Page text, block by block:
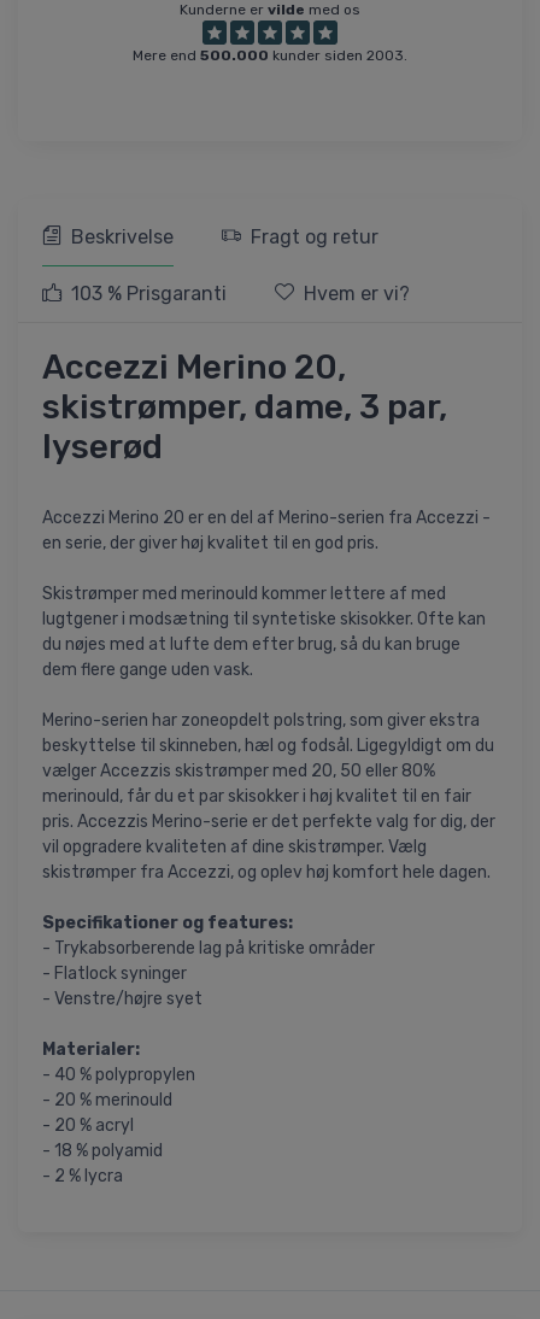
Kunderne er vilde med os
Mere end 500.000 kunder siden 2003.
Beskrivelse Fragt og retur
103 % Prisgaranti Hvem er vi?
Accezzi Merino 20,
skistrømper, dame, 3 par,
lyserød
Accezzi Merino 20 er en del af Merino-serien fra Accezzi -
en serie, der giver høj kvalitet til en god pris.
Skistrømper med merinould kommer lettere af med
lugtgener i modsætning til syntetiske skisokker. Ofte kan
du nøjes med at lufte dem efter brug, så du kan bruge
dem flere gange uden vask.
Merino-serien har zoneopdelt polstring, som giver ekstra
beskyttelse til skinneben, hæl og fodsål. Ligegyldigt om du
vælger Accezzis skistrømper med 20, 50 eller 80%
merinould, får du et par skisokker i høj kvalitet til en fair
pris. Accezzis Merino-serie er det perfekte valg for dig, der
vil opgradere kvaliteten af dine skistrømper. Vælg
skistrømper fra Accezzi, og oplev høj komfort hele dagen.
Specifikationer og features:
- Trykabsorberende lag på kritiske områder
- Flatlock syninger
- Venstre/højre syet
Materialer:
- 40 % polypropylen
- 20 % merinould
- 20 % acryl
- 18 % polyamid
- 2 % lycra